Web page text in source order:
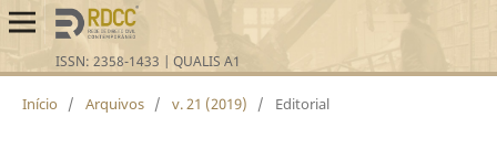
Início / Arquivos / v. 21 (2019) / Editorial